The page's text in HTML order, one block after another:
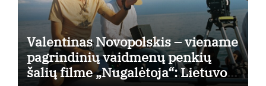
Valentinas Novopolskis – viename
pagrindinių vaidmenų penkių
šalių filme „Nugalėtoja“: Lietuvos